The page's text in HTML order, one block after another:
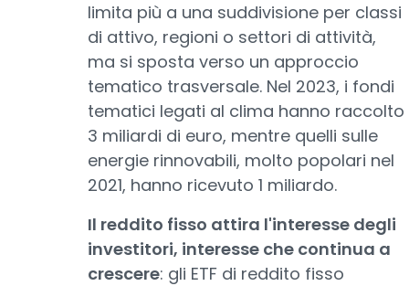
limita più a una suddivisione per classi
di attivo, regioni o settori di attività,
ma si sposta verso un approccio
tematico trasversale. Nel 2023, i fondi
tematici legati al clima hanno raccolto
3 miliardi di euro, mentre quelli sulle
energie rinnovabili, molto popolari nel
2021, hanno ricevuto 1 miliardo.
Il reddito fisso attira l'interesse degli
investitori, interesse che continua a
crescere: gli ETF di reddito fisso